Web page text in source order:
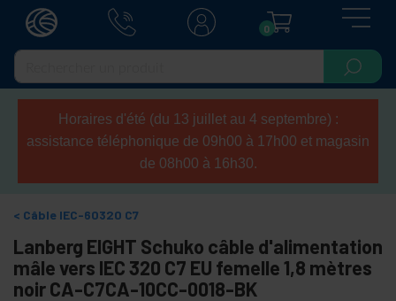
0
Horaires d'été (du 13 juillet au 4 septembre) :
assistance téléphonique de 09h00 à 17h00 et magasin
de 08h00 à 16h30.
Câble IEC-60320 C7
Lanberg EIGHT Schuko câble d'alimentation
mâle vers IEC 320 C7 EU femelle 1,8 mètres
noir CA-C7CA-10CC-0018-BK